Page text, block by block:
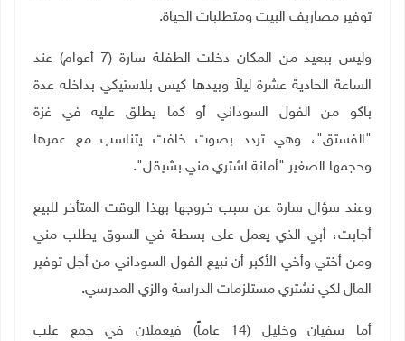
توفير مصاريف البيت ومتطلبات الحياة.
وليس ببعيد من المكان دخلت الطفلة سارة (7 أعوام) عند
الساعة الحادية عشرة ليلاً وبيدها كيس بلاستيكي بداخله عدة
باكو من الفول السوداني أو كما يطلق عليه في غزة
"الفستق"، وهي تردد بصوت خافت يتناسب مع عمرها
وحجمها الصغير "أمانة اشتري مني بشيقل".
وعند سؤال سارة عن سبب خروجها بهذا الوقت المتأخر للبيع
أجابت، أبي الذي يعمل على بسطة في السوق يطلب مني
ومن أختي وأخي الأكبر أن نبيع الفول السوداني من أجل توفير
المال لكي نشتري مستلزمات الدراسة والزي المدرسي.
أما سفيان وخليل (14 عاماً) فيعملان في جمع علب